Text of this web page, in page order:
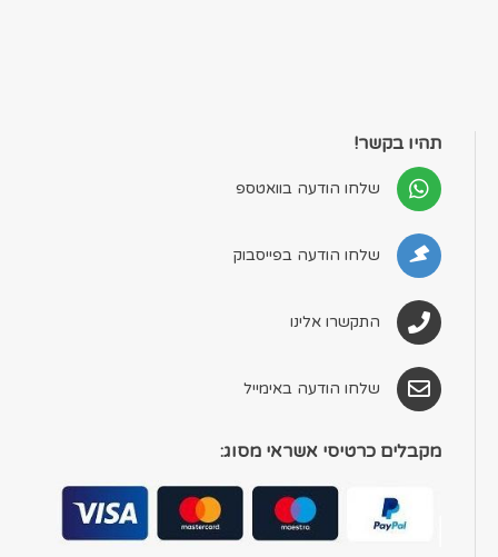
תהיו בקשר!
שלחו הודעה בוואטספ
שלחו הודעה בפייסבוק
התקשרו אלינו
שלחו הודעה באימייל
מקבלים כרטיסי אשראי מסוג: